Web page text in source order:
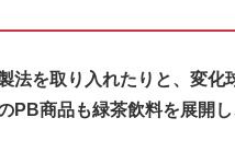
法を取り入れたりと、変化
PB商品も緑茶飲料を展開